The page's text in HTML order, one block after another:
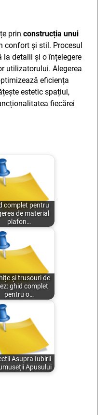
princonstrucția unui
confort și stil. Procesul
la detalii și o înțelegere
utilizatorului. Alegerea
eficiența
estetic spațiul,
fiecărei
complet pentru
de material
plafon…
și trusouri de
ghid complet
pentru o…
Asupra Iubirii
Apusului